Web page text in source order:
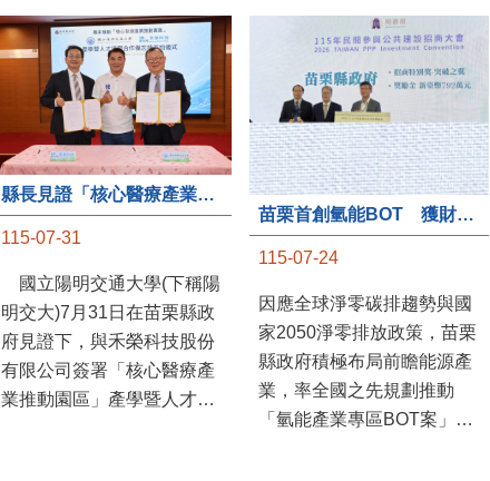
115-07-31
國立陽明交通大學(下稱陽
明交大)7月31日在苗栗縣政
府見證下，與禾榮科技股份
有限公司簽署「核心醫療產
業推動園區」產學暨人才培
苗栗首創氫能BOT 獲財政部「突破之翼」肯定
115-07-24
因應全球淨零碳排趨勢與國
家2050淨零排放政策，苗栗
縣政府積極布局前瞻能源產
業，率全國之先規劃推動
「氫能產業專區BOT案」，